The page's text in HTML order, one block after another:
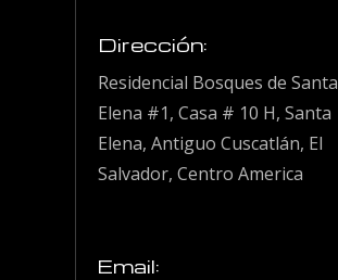
Dirección:
Residencial Bosques de Santa
Elena #1, Casa # 10 H, Santa
Elena, Antiguo Cuscatlán, El
Salvador, Centro America
Email: